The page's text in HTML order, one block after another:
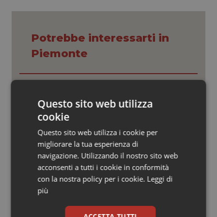
Oncologia & Nutrizione
Psoriasi & pelle
Quotidiano Cardiologia
Quotidiano Chirurgia
Quotidiano Oncologia
Quotidiano Pediatria
Rene & patologie urogenitali
Potrebbe interessarti in
Piemonte
comprendere il presente
Regione Lombardia scrive al ministro
Schillaci: “Gli attuali indicatori non
fotografano la qualità reale del Ssn”
Case di comunità. La sfida ora è
riempirle di professionisti e servizi. Il
Questo sito web utilizza
cookie
Questo sito web utilizza i cookie per
migliorare la tua esperienza di
navigazione. Utilizzando il nostro sito web
acconsenti a tutti i cookie in conformità
con la nostra policy per i cookie. Leggi di
più